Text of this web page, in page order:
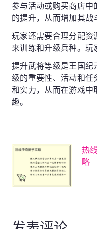
参与活动或购买商店
的提升，从而增加其战
玩家还需要合理分配
来训练和升级兵种。玩
提升武将等级是王国
级的重要性、活动和
和实力，从而在游戏
趣。
热
略